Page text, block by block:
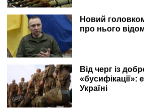
Новий
про нього
Від черг із
«бусифікації»:
Україні